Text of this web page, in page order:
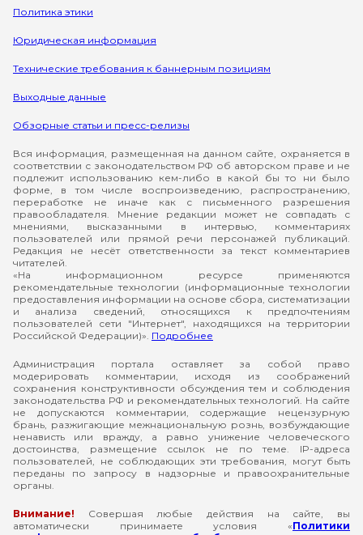
Политика этики
Юридическая информация
Технические требования к баннерным позициям
Выходные данные
Обзорные статьи и пресс-релизы
Вся информация, размещенная на данном сайте, охраняется в
соответствии с законодательством РФ об авторском праве и не
подлежит использованию кем-либо в какой бы то ни было
форме, в том числе воспроизведению, распространению,
переработке не иначе как с письменного разрешения
правообладателя. Мнение редакции может не совпадать с
мнениями, высказанными в интервью, комментариях
пользователей или прямой речи персонажей публикаций.
Редакция не несёт ответственности за текст комментариев
читателей.
«На информационном ресурсе применяются
рекомендательные технологии (информационные технологии
предоставления информации на основе сбора, систематизации
и анализа сведений, относящихся к предпочтениям
пользователей сети "Интернет", находящихся на территории
Российской Федерации)». Подробнее
Администрация портала оставляет за собой право
модерировать комментарии, исходя из соображений
сохранения конструктивности обсуждения тем и соблюдения
законодательства РФ и рекомендательных технологий. На сайте
не допускаются комментарии, содержащие нецензурную
брань, разжигающие межнациональную рознь, возбуждающие
ненависть или вражду, а равно унижение человеческого
достоинства, размещение ссылок не по теме. IP-адреса
пользователей, не соблюдающих эти требования, могут быть
переданы по запросу в надзорные и правоохранительные
органы.
Внимание! Совершая любые действия на сайте, вы
автоматически принимаете условия «Политики